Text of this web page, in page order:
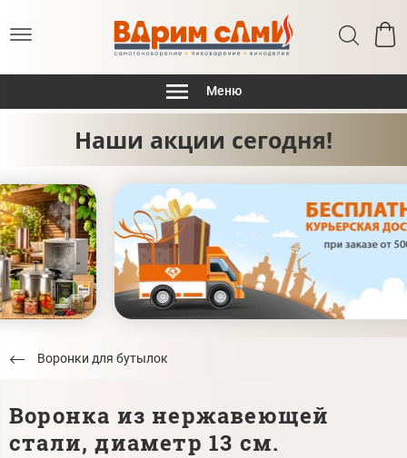
Меню
Наши акции сегодня!
Воронки для бутылок
Воронка из нержавеющей
стали, диаметр 13 см.